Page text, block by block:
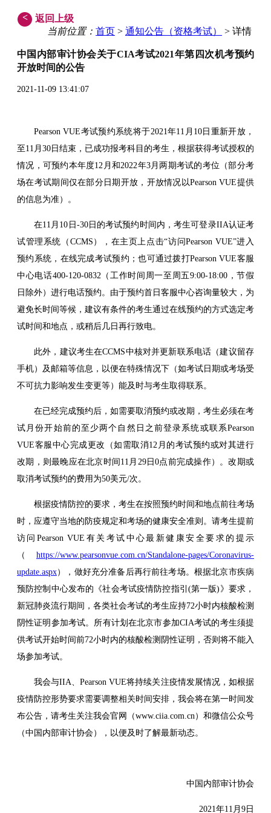
<
返回上级
当前位置： 首页 > 通知公告（资格考试） > 详情
中国内部审计协会关于CIA考试2021年第四次机考预约
开放时间的公告
2021-11-09 13:41:07
Pearson VUE考试预约系统将于2021 年11 月 10日重新开放，
至 1 1 月 30 日结束，已成功报考科目的考生，根据获得考试授权的
情况，可预约本年度1 2 月和 2022年3月两期考试的考位（部分考
场在考试期间仅在部分日期开放，开放情况以Pearson VUE提供
的信息为准）。
在11月10日-30日的考试预约时间内，考生可登录IIA认证考
试管理系统（CCMS），在主页上点击“访问Pearson VUE”进入
预约系统，在线完成考试预约；也可通过拨打Pearson VUE客服
中心电话400-120-0832（工作时间周一至周五9:00-18:00，节假
日除外）进行电话预约。由于预约首日客服中心咨询量较大，为
避免长时间等候，建议有条件的考生通过在线预约的方式选定考
试时间和地点，或稍后几日再行致电。
此外，建议考生在CCMS中核对并更新联系电话（建议留存
手机）及邮箱等信息，以便在特殊情况下（如考试日期或考场受
不可抗力影响发生变更等）能及时与考生取得联系。
在已经完成预约后，如需要取消预约或改期，考生必须在考
试月份开始前的至少两个自然日之前登录系统或联系Pearson
VUE客服中心完成更改（如需取消12月的考试预约或对其进行
改期，则最晚应在北京时间11月29日0点前完成操作）。改期或
取消考试预约的费用为50美元/次。
根据疫情防控的要求，考生在按照预约时间和地点前往考场
时，应遵守当地的防疫规定和考场的健康安全准则。请考生提前
访问Pearson VUE有关考试中心最新健康安全要求的提示
（ https://www.pearsonvue.com.cn/Standalone-pages/Coronavirus-
update.aspx），做好充分准备后再行前往考场。根据北京市疾病
预防控制中心发布的《社会考试疫情防控指引(第一版)》要求，
新冠肺炎流行期间，各类社会考试的考生应持72小时内核酸检测
阴性证明参加考试。所有计划在北京市参加CIA考试的考生须提
供考试开始时间前72小时内的核酸检测阴性证明，否则将不能入
场参加考试。
我会与IIA、Pearson VUE将持续关注疫情发展情况，如根据
疫情防控形势要求需要调整相关时间安排，我会将在第一时间发
布公告，请考生关注我会官网（www.ciia.com.cn）和微信公众号
（中国内部审计协会），以便及时了解最新动态。
中国内部审计协会
2021年11月9日